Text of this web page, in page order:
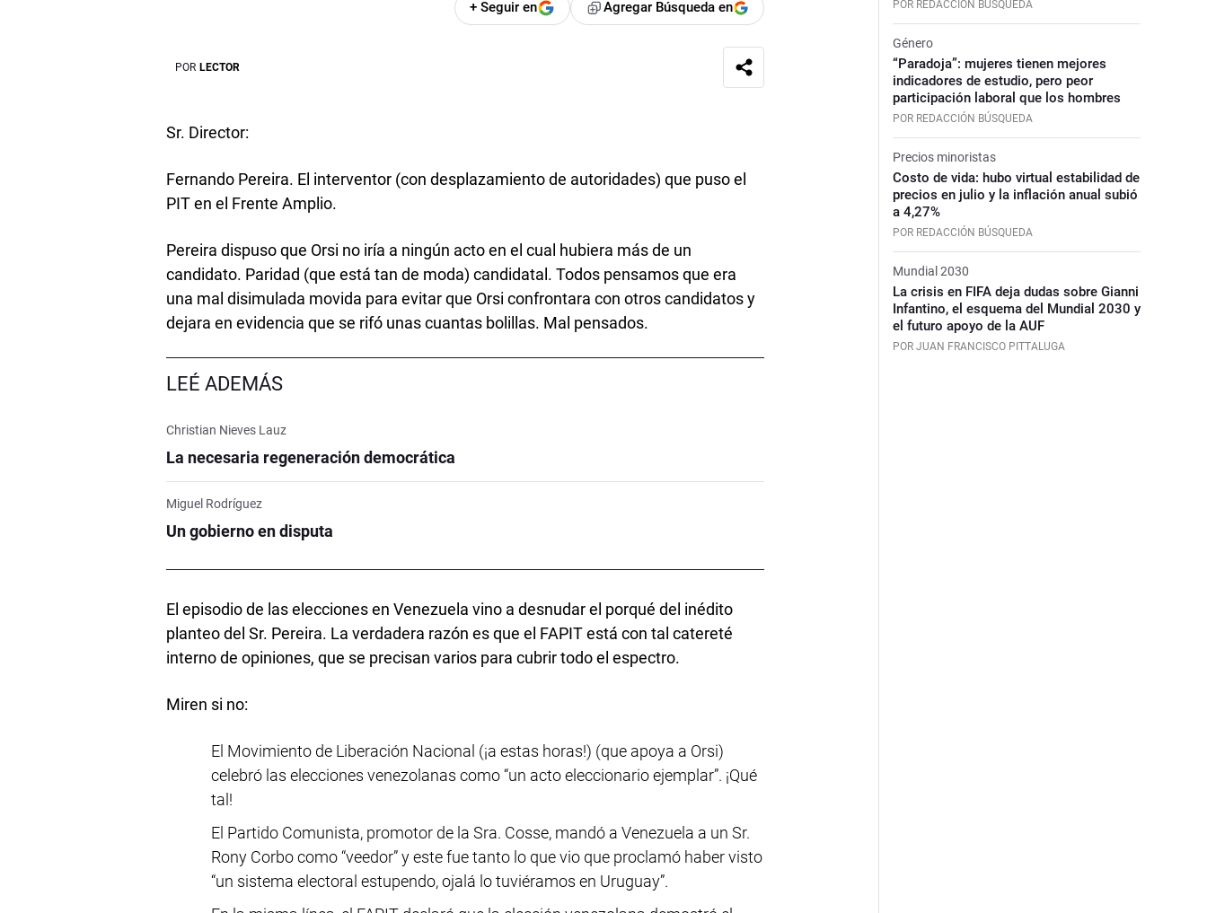
+ Seguir en Agregar Búsqueda en
POR LECTOR
Sr. Director:
Fernando Pereira. El interventor (con desplazamiento de autoridades) que puso el
PIT en el Frente Amplio.
Pereira dispuso que Orsi no iría a ningún acto en el cual hubiera más de un
candidato. Paridad (que está tan de moda) candidatal. Todos pensamos que era
una mal disimulada movida para evitar que Orsi confrontara con otros candidatos y
dejara en evidencia que se rifó unas cuantas bolillas. Mal pensados.
LEÉ ADEMÁS
Christian Nieves Lauz
La necesaria regeneración democrática
Miguel Rodríguez
Un gobierno en disputa
El episodio de las elecciones en Venezuela vino a desnudar el porqué del inédito
planteo del Sr. Pereira. La verdadera razón es que el FAPIT está con tal catereté
interno de opiniones, que se precisan varios para cubrir todo el espectro.
Miren si no:
El Movimiento de Liberación Nacional (¡a estas horas!) (que apoya a Orsi)
celebró las elecciones venezolanas como “un acto eleccionario ejemplar”. ¡Qué
tal!
El Partido Comunista, promotor de la Sra. Cosse, mandó a Venezuela a un Sr.
Rony Corbo como “veedor” y este fue tanto lo que vio que proclamó haber visto
“un sistema electoral estupendo, ojalá lo tuviéramos en Uruguay”.
POR REDACCIÓN BÚSQUEDA
Género
“Paradoja”: mujeres tienen mejores
indicadores de estudio, pero peor
participación laboral que los hombres
POR REDACCIÓN BÚSQUEDA
Precios minoristas
Costo de vida: hubo virtual estabilidad de
precios en julio y la inflación anual subió
a 4,27%
POR REDACCIÓN BÚSQUEDA
Mundial 2030
La crisis en FIFA deja dudas sobre Gianni
Infantino, el esquema del Mundial 2030 y
el futuro apoyo de la AUF
POR JUAN FRANCISCO PITTALUGA